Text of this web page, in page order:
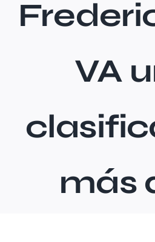
Memberships
VA
más